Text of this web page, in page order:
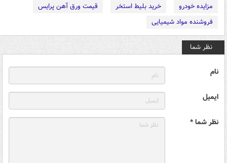
مزایده خودرو
خرید بلیط استخر
قیمت ورق آهن پرایس
فروشنده مواد شیمیایی
نظر شما
نام
ایمیل
نظر شما *